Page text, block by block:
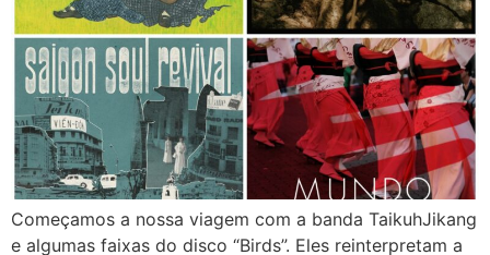
Começamos a nossa viagem com a banda TaikuhJikang
e algumas faixas do disco “Birds”. Eles reinterpretam a